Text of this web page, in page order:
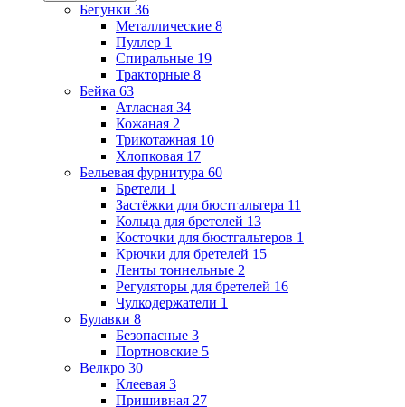
Бегунки 36
Металлические 8
Пуллер 1
Спиральные 19
Тракторные 8
Бейка 63
Атласная 34
Кожаная 2
Трикотажная 10
Хлопковая 17
Бельевая фурнитура 60
Бретели 1
Застёжки для бюстгальтера 11
Кольца для бретелей 13
Косточки для бюстгальтеров 1
Крючки для бретелей 15
Ленты тоннельные 2
Регуляторы для бретелей 16
Чулкодержатели 1
Булавки 8
Безопасные 3
Портновские 5
Велкро 30
Клеевая 3
Пришивная 27